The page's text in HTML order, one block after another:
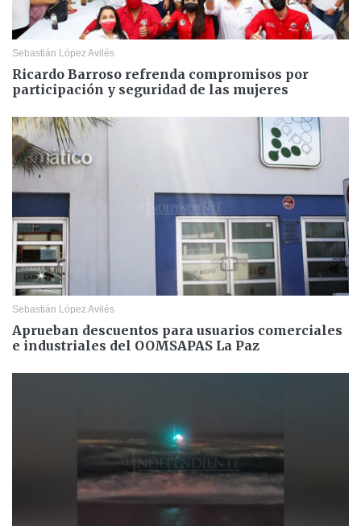
Sebastián López Avilés
Ricardo Barroso refrenda compromisos por
participación y seguridad de las mujeres
Sebastián López Avilés
Aprueban descuentos para usuarios comerciales
e industriales del OOMSAPAS La Paz